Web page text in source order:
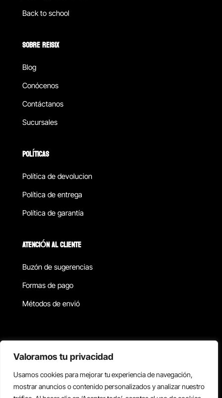
Valoramos tu privacidad
Usamos cookies para mejorar tu experiencia de navegación,
mostrar anuncios o contenido personalizados y analizar nuestro
Back to school
SOBRE REISIX
Blog
Conócenos
Contáctanos
Sucursales
POLÍTICAS
Política de devolucion
Política de entrega
Política de garantía
ATENCIÓN AL CLIENTE
Buzón de sugerencias
Formas de pago
Métodos de envió
Copyright © 2026 Reisix. Todos los derechos reservados.